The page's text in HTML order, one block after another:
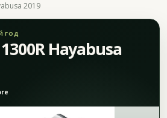
2019
ГОД
Hayabusa